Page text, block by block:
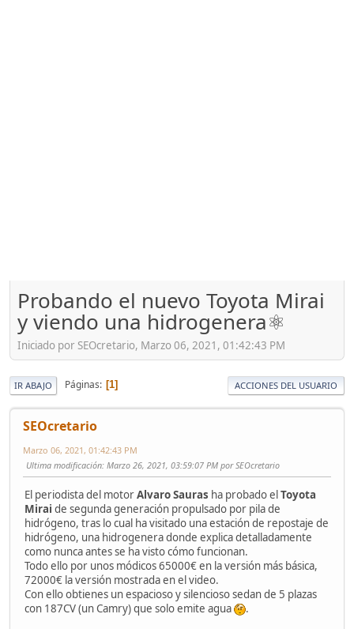
Probando el nuevo Toyota Mirai
y viendo una hidrogenera⚛️
Iniciado por SEOcretario, Marzo 06, 2021, 01:42:43 PM
IR ABAJO Páginas 1 ACCIONES DEL USUARIO
SEOcretario
Marzo 06, 2021, 01:42:43 PM
Ultima modificación: Marzo 26, 2021, 03:59:07 PM por SEOcretario
El periodista del motorAlvaro Sauras ha probado elToyota
Mirai de segunda generación propulsado por pila de
hidrógeno, tras lo cual ha visitado una estación de repostaje de
hidrógeno, una hidrogenera donde explica detalladamente
como nunca antes se ha visto cómo funcionan.
Todo ello por unos módicos 65000€ en la versión más básica,
72000€ la versión mostrada en el video.
Con ello obtienes un espacioso y silencioso sedan de 5 plazas
con 187CV (un Camry) que solo emite agua
.